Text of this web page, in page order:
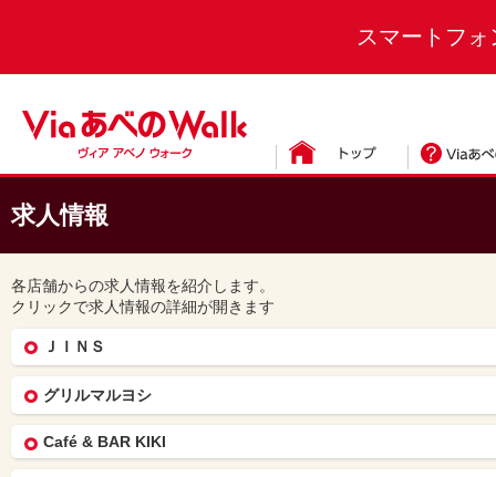
スマートフ
求人情報
各店舗からの求人情報を紹介します。
クリックで求人情報の詳細が開きます
ＪＩＮＳ
グリルマルヨシ
Café & BAR KIKI